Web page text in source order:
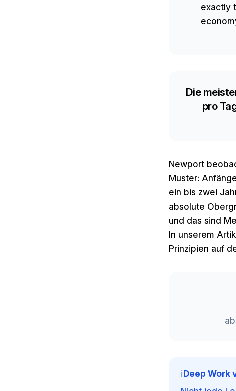
exactly
Die
pro
Newport
Muster:
ein bis zwei
absolute
und das sind
In unserem
Prinzipien auf
ℹ️Deep Work